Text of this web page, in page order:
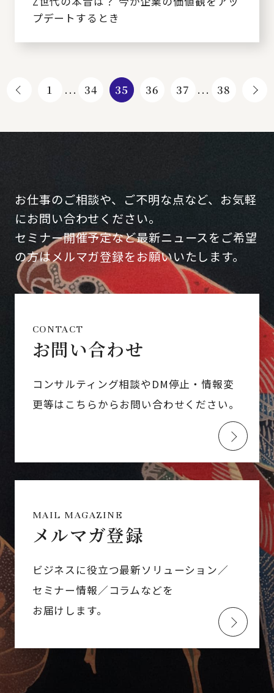
プデートするとき
1 ... 34 35 36 37 ... 38
お仕事のご相談や、ご不明な点など、お気軽
にお問い合わせください。
セミナー開催予定など最新ニュースをご希望
の方はメルマガ登録をお願いいたします。
CONTACT
お問い合わせ
コンサルティング相談やDM停止・情報変
更等はこちらからお問い合わせください。
MAIL MAGAZINE
メルマガ登録
ビジネスに役立つ最新ソリューション／
セミナー情報／コラムなどを
お届けします。